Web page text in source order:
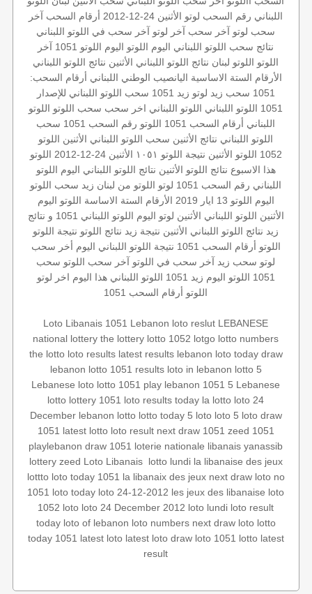
اللبناني رقم السحب لوتو الأثنين 24-12-2012 أرقام السحب آخر
سحب لوتو آخر سحب آخر لوتو آخر سحب في اللوتو اللبناني
نتائج سحب اللوتو اللبناني اليوم اللوتو اليوم اللوتو 1051
آخر
اللوتو اللوتو لبنان نتائج اللوتو اللبناني الأثنين نتائج اللوتو اللبناني
الأرقام الستة الاساسية اليانصيب الوطني اللبناني أرقام السحب:
1051 سحب زيد لوتو زيد 1051
سحب اللوتو اللبناني للإصدار
1051 اللوتو اللبناني اللوتو اللبناني اخر سحب سحب اللوتو اللوتو
اللبناني أرقام السحب 1051
اللوتو رقم السحب 1051
سحب
اللوتو اللبناني نتائج الأثنين سحب اللوتو اللبناني الأثنين اللوتو
1052 اللوتو الأثنين نتيجة اللوتو ١٠٥١ الأثنين 24-12-2012
اللوتو
هذا الاسبوع نتائج اللوتو الأثنين نتائج اللوتو اللبناني اليوم اللوتو
اللبناني رقم السحب 1051
لوتو اللوتو من لبنان زيد سحب اللوتو
اليوم اللوتو 13 ايار 2019 الأرقام الستة الاساسة اللوتو اليوم
الأثنين اللوتو اللبناني الأثنين لوتو اليوم
اللوتو اللبناني 1051 و نتائج
زيد نتائج اللوتو اللبناني الأثنين نتيجة زيد نتائج اللوتو نتيجة اللوتو
اللوتو أرقام السحب 1051
نتيجة اللوتو اللبناني اليوم أخر سحب
لوتو سحب زيد آخر سحب في اللوتو آخر سحب اللوتو سحب
1051 اللوتو اليوم زيد 1051 اللوتو اللبناني هذا اليوم اخر لوتو
اللوتو أرقام السحب 1051
Loto Libanais 1051 Lebanon loto reslut LEBANESE
national lottery the lottery lotto 1052 lotgo lotto numbers
the lotto loto results latest results lebanon loto today draw
lebanon lotto 1051 results loto in lebanon lotto 5
Lebanese loto lotto 1051 play lebanon 1051 5 Lebanese
lotto lottery 1051 loto results today la lotto loto 24
December lebanon lotto lotto today 5 loto loto 5 loto draw
1051 latest lotto loto result next draw 1051 zeed 1051
playlebanon draw 1051 loterie nationale libanais yanassib
lottery zeed Loto Libanais lotto lundi la libanaise des jeux
lottto loto today 1051 la libanaix des jeux next draw loto no
1051 loto today loto 24-12-2012 les jeux des libanaise loto
1052 loto loto 24 December 2012 loto lundi loto result
today loto of lebanon loto numbers next draw loto lotto
today 1051 latest loto latest loto draw loto 1051 lotto latest
result